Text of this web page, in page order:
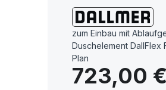
zum Einbau mit
Duschelement DallFlex
Plan
723,00 €